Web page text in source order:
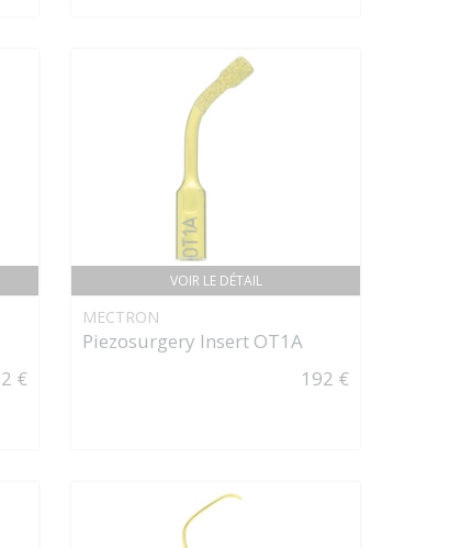
€
VOIR LE DÉTAIL
MECTRON
Piezosurgery Insert OT1A
192 €